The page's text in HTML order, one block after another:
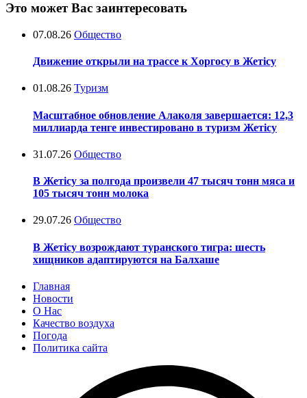
Это может Вас заинтересовать
07.08.26 Общество
Движение открыли на трассе к Хоргосу в Жетісу
01.08.26 Туризм
Масштабное обновление Алаколя завершается: 12,3
миллиарда тенге инвестировано в туризм Жетісу
31.07.26 Общество
В Жетісу за полгода произвели 47 тысяч тонн мяса и
105 тысяч тонн молока
29.07.26 Общество
В Жетісу возрождают туранского тигра: шесть
хищников адаптируются на Балхаше
Главная
Новости
О Нас
Качество воздуха
Погода
Политика сайта